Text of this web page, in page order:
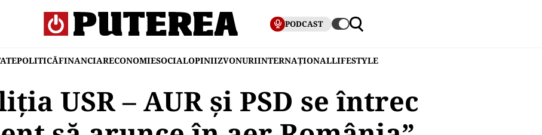
PODCAST
POLITICĂFINANCIARECONOMIESOCIALOPINIIZVONURIINTERNAȚIONALLIFESTYLE
USR – AUR și PSD se întrec